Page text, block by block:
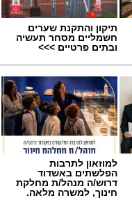
תיקון והתקנת שערים
חשמליים מסחר תעשיה
ובתים פרטיים >>>
למוזאון לתרבות
הפלשתים באשדוד
דרוש/ה מנהל/ת מחלקת
חינוך, למשרה מלאה.